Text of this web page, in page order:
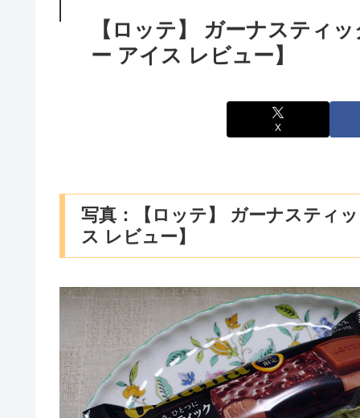
【ロッテ】 ガーナスティ
ー アイス レビュー】
X
写真：【ロッテ】 ガーナスティ
ス レビュー】